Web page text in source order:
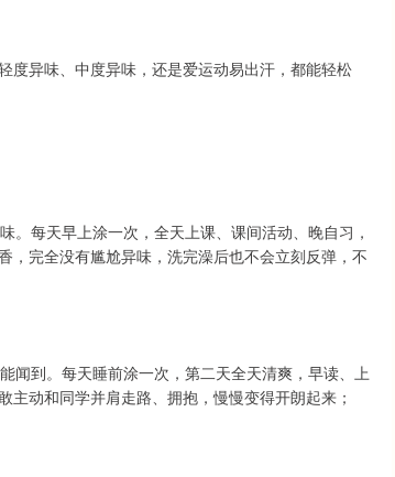
度异味、中度异味，还是爱运动易出汗，都能轻松
每天早上涂一次，全天上课、课间活动、晚自习，
，完全没有尴尬异味，洗完澡后也不会立刻反弹，不
闻到。每天睡前涂一次，第二天全天清爽，早读、上
动和同学并肩走路、拥抱，慢慢变得开朗起来；